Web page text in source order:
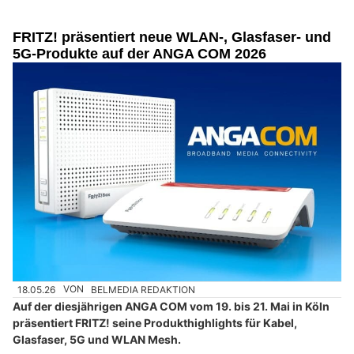
FRITZ! präsentiert neue WLAN-, Glasfaser- und
5G-Produkte auf der ANGA COM 2026
18.05.26 VON BELMEDIA REDAKTION
Auf der diesjährigen ANGA COM vom 19. bis 21. Mai in Köln
präsentiert FRITZ! seine Produkthighlights für Kabel,
Glasfaser, 5G und WLAN Mesh.